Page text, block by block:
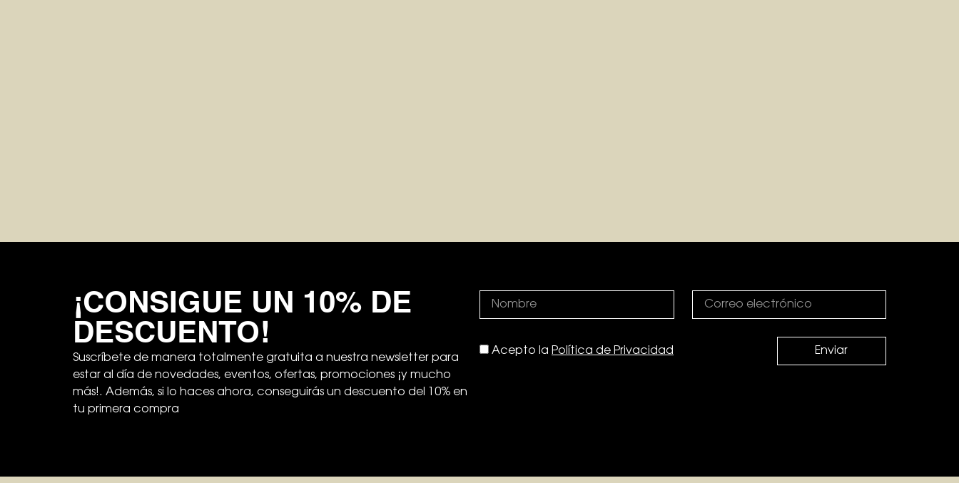
¡CONSIGUE UN 10% DE
DESCUENTO!
Suscríbete de manera totalmente gratuita a nuestra newsletter para
estar al día de novedades, eventos, ofertas, promociones ¡y mucho
más!. Además, si lo haces ahora, conseguirás un descuento del 10% en
tu primera compra
Acepto la Política de Privacidad Enviar